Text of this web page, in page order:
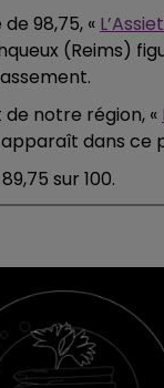
98,75, «
(Reims)
notre région, «
apparaît dans ce
sur 100.